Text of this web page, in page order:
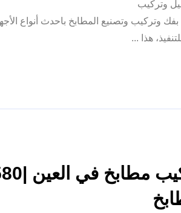
وتركيب
وتصنيع المطابخ باحدث أنواع
هذا ...